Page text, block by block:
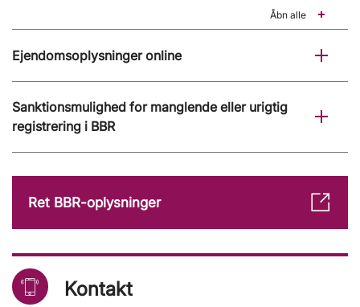
Åbn alle
Ejendomsoplysninger online
Sanktionsmulighed for manglende eller urigtig
registrering i BBR
Ret BBR-oplysninger
Kontakt